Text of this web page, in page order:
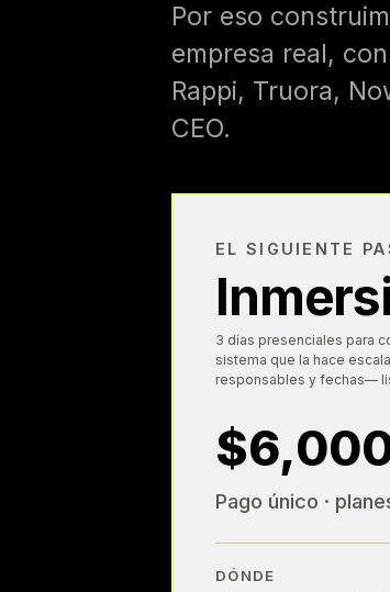
Por eso
empresa real,
Rappi, Truora,
CEO.
EL SIGUIENTE
3 días presenciales para
sistema que la hace
responsables y fechas—
Pago único ·
DÓNDE